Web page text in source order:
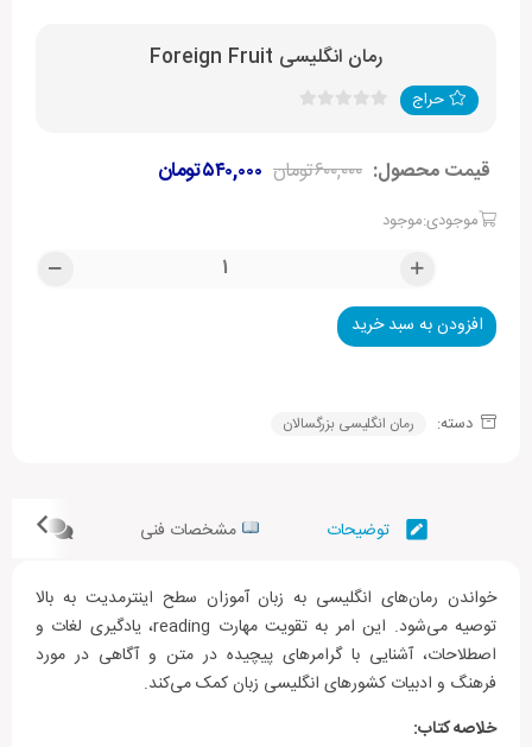
رمان انگلیسی Foreign Fruit
حراج
قیمت محصول: تومان۶۰۰,۰۰۰ تومان۵۴۰,۰۰۰
موجودی:موجود
افزودن به سبد خرید
دسته: رمان انگلیسی بزرگسالان
توضیحات مشخصات فنی
خواندن رمان‌های انگلیسی به زبان آموزان سطح اینترمدیت به بالا
توصیه می‌شود. این امر به تقویت مهارت reading، یادگیری لغات و
اصطلاحات، آشنایی با گرامرهای پیچیده در متن و آگاهی در مورد
فرهنگ و ادبیات کشورهای انگلیسی زبان کمک می‌کند.
خلاصه کتاب: